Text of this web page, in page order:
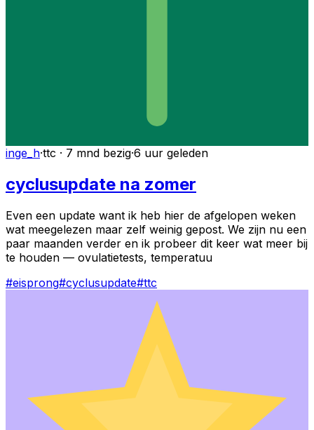
inge_h·ttc · 7 mnd bezig·6 uur geleden
cyclusupdate na zomer
Even een update want ik heb hier de afgelopen weken
wat meegelezen maar zelf weinig gepost. We zijn nu een
paar maanden verder en ik probeer dit keer wat meer bij
te houden — ovulatietests, temperatuu
#eisprong#cyclusupdate#ttc